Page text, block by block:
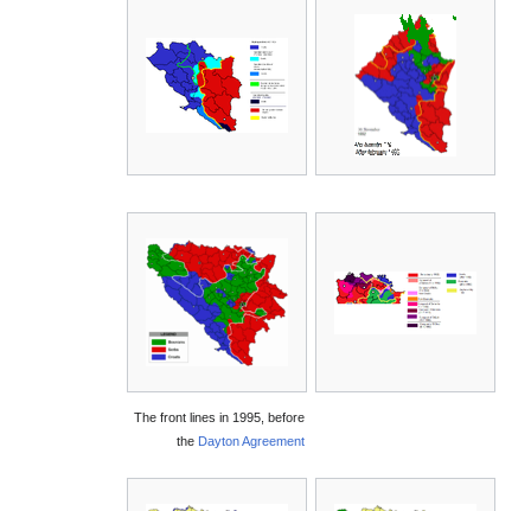
The front lines in 1995, before
the Dayton Agreement